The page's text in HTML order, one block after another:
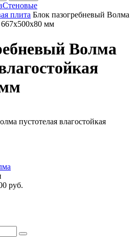
Стеновые
плита Блок пазогребневый Волма
667х500х80 мм
Волма
руб.